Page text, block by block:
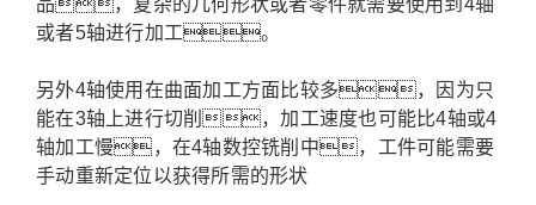
品，复杂的几何形状或者零件就需要使用到4轴
或者5轴进行加工。
另外4轴使用在曲面加工方面比较多，因为只
能在3轴上进行切削，加工速度也可能比4轴或4
轴加工慢，在4轴数控铣削中，工件可能需要
手动重新定位以获得所需的形状